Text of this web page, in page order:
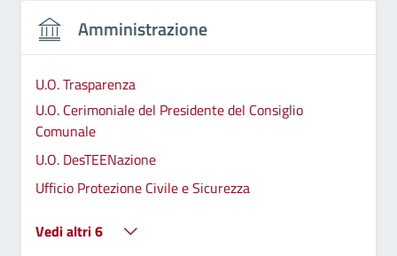
Amministrazione
U.O. Trasparenza
U.O. Cerimoniale del Presidente del Consiglio
Comunale
U.O. DesTEENazione
Ufficio Protezione Civile e Sicurezza
Vedi altri 6